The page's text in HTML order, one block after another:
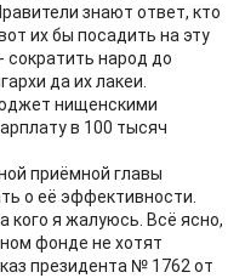
знают ответ, кто
их бы посадить на эту
сократить народ до
да их лакеи.
нищенскими
в 100 тысяч
приёмной главы
о её эффективности.
кого я жалуюсь. Всё ясно,
фонде не хотят
президента № 1762 от